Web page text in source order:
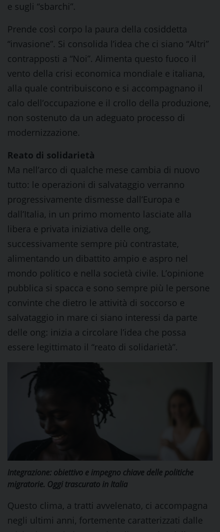
e sugli “sbarchi”.
Prende così corpo la paura della cosiddetta
“invasione”. Si consolida l’idea che ci siano “Altri”
contrapposti a “Noi”. Alimenta questo fuoco il
vento della crisi economica mondiale e italiana,
alla quale contribuiscono e si accompagnano il
calo dell’occupazione e il crollo della produzione,
non sostenuto da un adeguato processo di
modernizzazione.
Reato di solidarietà
Ma nell’arco di qualche mese cambia di nuovo
tutto: le operazioni di salvataggio verranno
progressivamente dismesse dall’Europa e
dall’Italia, in un primo momento lasciate alla
libera e privata iniziativa delle ong,
successivamente sempre più contrastate,
alimentando un dibattito ampio e aspro nel
mondo politico e nella società civile. L’opinione
pubblica si spacca e sono sempre più le persone
convinte che dietro le attività di soccorso e
salvataggio in mare ci siano interessi da parte
delle ong: inizia a circolare l’idea che possa
essere legittimato il “reato di solidarietà”.
Integrazione: obiettivo e impegno chiave delle politiche
migratorie. Oggi trascurato in Italia
Questo clima, a tratti avvelenato, ci accompagna
negli ultimi anni, fortemente caratterizzati dalle